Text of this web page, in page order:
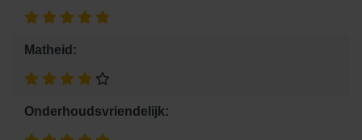
Matheid:
Onderhoudsvriendelijk: